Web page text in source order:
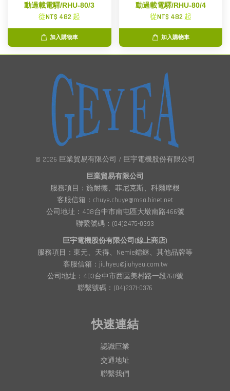
動過載電驛/RHU-80/3
從NT$ 482 起
加入購物車
動過載電驛/RHU-80/4
從NT$ 482 起
加入購物車
© 2026 巨業貿易有限公司 / 巨宇電機股份有限公司
巨業貿易有限公司
服務項目：施耐德、菲尼克斯、科爾摩根
客服信箱：chuye.chuye@msa.hinet.net
公司地址：408台中市南屯區大墩南路466號
聯繫號碼：(04)2475-0393
巨宇電機股份有限公司(線上商店)
服務項目：東元、天得、Nemie鐳銤、其他品牌等
客服信箱：jiuhyeu@jiuhyeu.com.tw
公司地址：403台中市西區美村路一段760號
聯繫號碼：(04)2371-0376
快速連結
認識巨業
交通地址
聯繫我們